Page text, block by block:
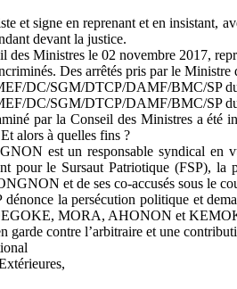
et signe en reprenant et en insistant,
devant la justice.
des Ministres le 02 novembre 2017,
Des arrêtés pris par le
DC/SGM/DTCP/DAMF/BMC/SP
DC/SGM/DTCP/DAMF/BMC/SP
par la Conseil des Ministres a été
alors à quelles fins ?
est un responsable syndical en
pour le Sursaut Patriotique (FSP),
et de ses co-accusés sous le
dénonce la persécution politique et
MORA, AHONON et
garde contre l’arbitraire et une